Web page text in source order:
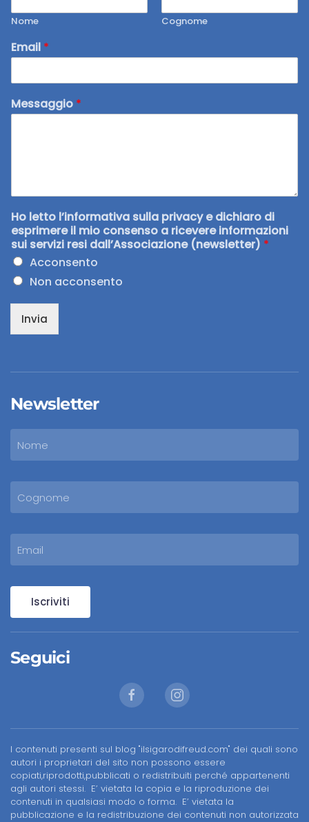
Nome Cognome
Email *
Messaggio *
Ho letto l’informativa sulla privacy e dichiaro di
esprimere il mio consenso a ricevere informazioni
sui servizi resi dall’Associazione (newsletter) *
Acconsento
Non acconsento
Invia
Newsletter
Iscriviti
Seguici
I contenuti presenti sul blog "ilsigarodifreud.com" dei quali sono
autori i proprietari del sito non possono essere
copiati,riprodotti,pubblicati o redistribuiti perché appartenenti
agli autori stessi. E’ vietata la copia e la riproduzione dei
contenuti in qualsiasi modo o forma. E’ vietata la
pubblicazione e la redistribuzione dei contenuti non autorizzata